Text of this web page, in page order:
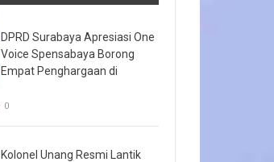
DPRD Surabaya Apresiasi One
Voice Spensabaya Borong
Empat Penghargaan di
0
Kolonel Unang Resmi Lantik